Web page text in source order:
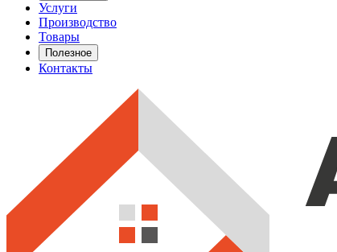
Услуги
Производство
Товары
Полезное
Контакты